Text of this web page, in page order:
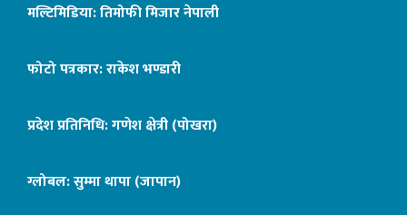
मल्टिमिडिया: तिमोफी मिजार नेपाली
फोटो पत्रकार: राकेश भण्डारी
प्रदेश प्रतिनिधि: गणेश क्षेत्री (पोखरा)
ग्लोबल: सुम्मा थापा (जापान)